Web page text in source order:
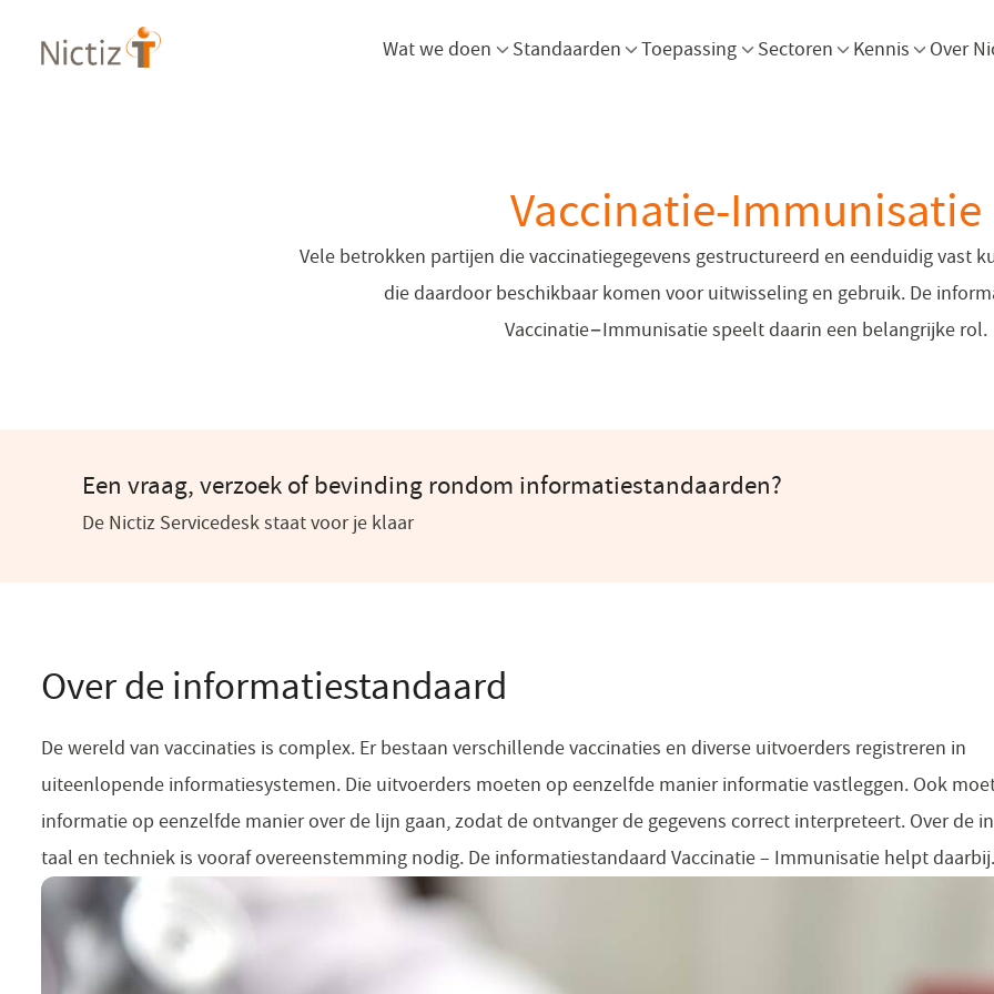
en
Wat we doen Menu openen
Standaarden Menu openen
Toepassing Menu openen
Sectoren Menu openen
Kennis Over
Vaccinatie-Immunisatie
Vele betrokken partijen die vaccinatiegegevens gestructureerd en eenduidig vast
die daardoor beschikbaar komen voor uitwisseling en gebruik. De
Vaccinatie−Immunisatie speelt daarin een belangrijke rol.
Een vraag, verzoek of bevinding rondom informatiestandaarden?
De Nictiz Servicedesk staat voor je klaar
Over de informatiestandaard
De wereld van vaccinaties is complex. Er bestaan verschillende vaccinaties en diverse uitvoerders registreren in
uiteenlopende informatiesystemen. Die uitvoerders moeten op eenzelfde manier informatie vastleggen. Ook
informatie op eenzelfde manier over de lijn gaan, zodat de ontvanger de gegevens correct interpreteert. Over de
taal en techniek is vooraf overeenstemming nodig. De informatiestandaard Vaccinatie – Immunisatie helpt daarbij.